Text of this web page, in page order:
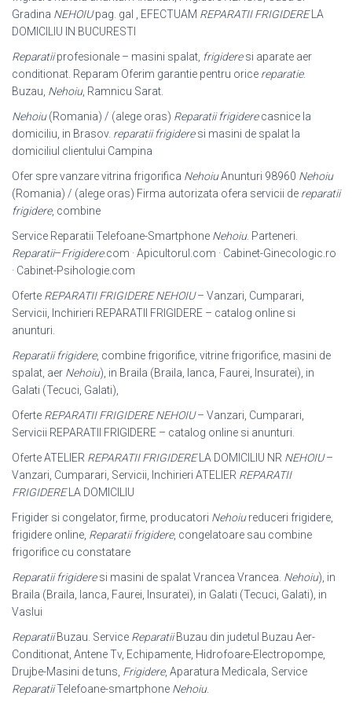
Gradina NEHOIUpag. gal , EFECTUAM REPARATII FRIGIDERELA
DOMICILIU IN BUCURESTI
Reparatiiprofesionale – masini spalat, frigideresi aparate aer
conditionat. Reparam Oferim garantie pentru orice reparatie.
Buzau, Nehoiu, Ramnicu Sarat.
Nehoiu(Romania) / (alege oras) Reparatii frigiderecasnice la
domiciliu, in Brasov. reparatii frigideresi masini de spalat la
domiciliul clientului Campina
Ofer spre vanzare vitrina frigorifica NehoiuAnunturi 98960 Nehoiu
(Romania) / (alege oras) Firma autorizata ofera servicii de reparatii
frigidere, combine
Service Reparatii Telefoane-Smartphone Nehoiu. Parteneri.
Reparatii–Frigidere.com · Apicultorul.com · Cabinet-Ginecologic.ro
· Cabinet-Psihologie. com
Oferte REPARATII FRIGIDERE NEHOIU– Vanzari, Cumparari,
Servicii, Inchirieri REPARATII FRIGIDERE – catalog online si
anunturi.
Reparatii frigidere, combine frigorifice, vitrine frigorifice, masini de
spalat, aer Nehoiu), in Braila (Braila, Ianca, Faurei, Insuratei), in
Galati (Tecuci, Galati),
Oferte REPARATII FRIGIDERE NEHOIU– Vanzari, Cumparari,
Servicii REPARATII FRIGIDERE – catalog online si anunturi.
Oferte ATELIER REPARATII FRIGIDERELA DOMICILIU NR NEHOIU–
Vanzari, Cumparari, Servicii, Inchirieri ATELIER REPARATII
FRIGIDERELA DOMICILIU
Frigider si congelator, firme, producatori Nehoiureduceri frigidere,
frigidere online, Reparatii frigidere, congelatoare sau combine
frigorifice cu constatare
Reparatii frigideresi masini de spalat Vrancea Vrancea. Nehoiu), in
Braila (Braila, Ianca, Faurei, Insuratei), in Galati (Tecuci, Galati), in
Vaslui
ReparatiiBuzau. Service ReparatiiBuzau din judetul Buzau Aer-
Conditionat, Antene Tv, Echipamente, Hidrofoare-Electropompe,
Drujbe-Masini de tuns, Frigidere, Aparatura Medicala, Service
ReparatiiTelefoane-smartphone Nehoiu.